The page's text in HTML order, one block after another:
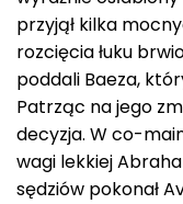
przyjął kilka
rozcięcia łuku
poddali Baeza,
Patrząc na jego
decyzja. W co-
wagi lekkiej
sędziów pokonał